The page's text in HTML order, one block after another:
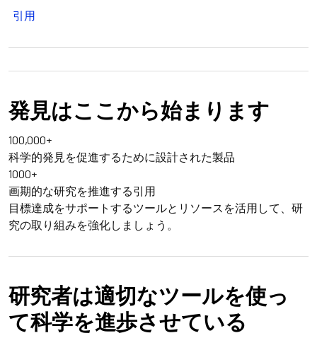
引用
発見はここから始まります
100,000+
科学的発見を促進するために設計された製品
1000+
画期的な研究を推進する引用
目標達成をサポートするツールとリソース を活用して、研
究の取り組みを強化しましょう。
研究者は適切なツールを使っ
て科学を進歩させている